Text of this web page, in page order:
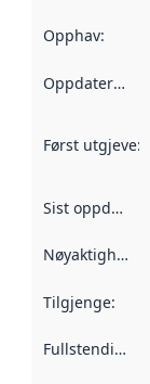
Opphav:
Oppdateringsfrekvens
Først utgjeve:
Sist oppdatert
Nøyaktigheit
Tilgjenge:
Fullstendigheit